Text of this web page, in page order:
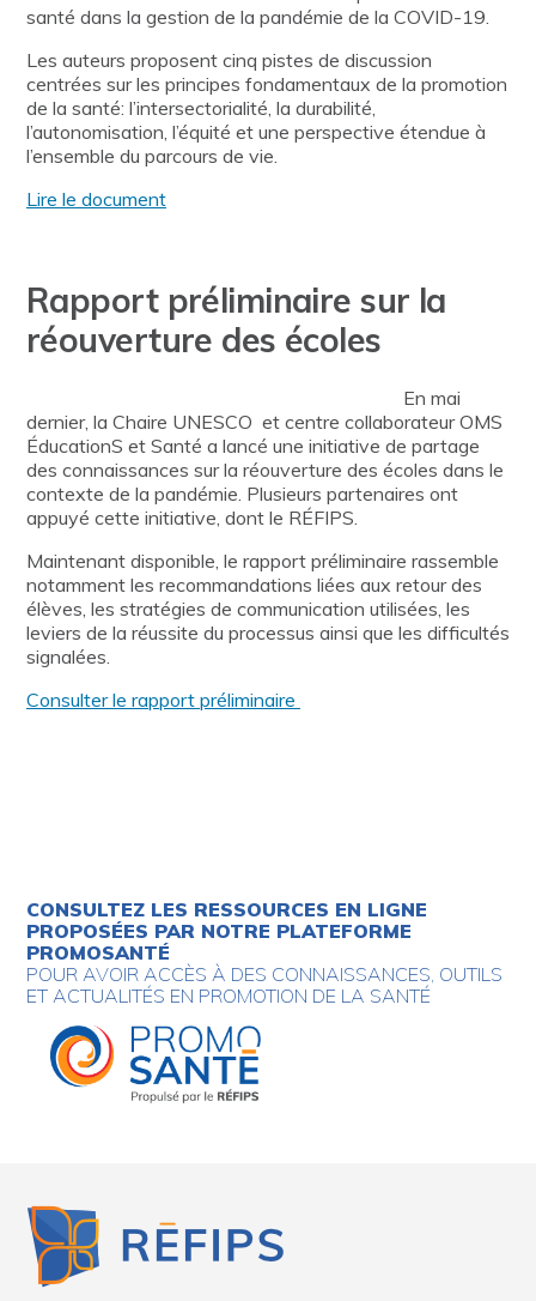
santé dans la gestion de la pandémie de la COVID-19.
Les auteurs proposent cinq pistes de discussion
centrées sur les principes fondamentaux de la promotion
de la santé: l’intersectorialité, la durabilité,
l’autonomisation, l’équité et une perspective étendue à
l’ensemble du parcours de vie.
Lire le document
Rapport préliminaire sur la
réouverture des écoles
En mai
dernier, la Chaire UNESCO et centre collaborateur OMS
ÉducationS et Santé a lancé une initiative de partage
des connaissances sur la réouverture des écoles dans le
contexte de la pandémie. Plusieurs partenaires ont
appuyé cette initiative, dont le RÉFIPS.
Maintenant disponible, le rapport préliminaire rassemble
notamment les recommandations liées aux retour des
élèves, les stratégies de communication utilisées, les
leviers de la réussite du processus ainsi que les difficultés
signalées.
Consulter le rapport préliminaire
CONSULTEZ LES RESSOURCES EN LIGNE
PROPOSÉES PAR NOTRE PLATEFORME
PROMOSANTÉ
POUR AVOIR ACCÈS À DES CONNAISSANCES, OUTILS
ET ACTUALITÉS EN PROMOTION DE LA SANTÉ